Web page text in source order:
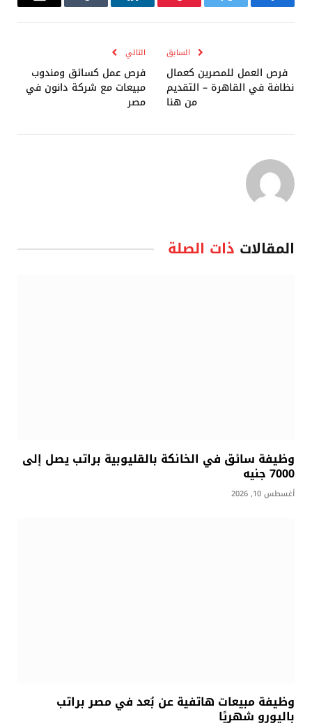
فيسبوك تويتر بينتيريستلينكدإن Tumblr
البريد
السابق
فرص العمل للمصرين كعمال
نظافة في القاهرة – التقديم
من هنا
التالي
فرص عمل كسائق ومندوب
مبيعات مع شركة دانون في
مصر
المقالات ذات الصلة
وظيفة سائق في الخانكة بالقليوبية براتب يصل إلى
7000 جنيه
أغسطس 10, 2026
وظيفة مبيعات هاتفية عن بُعد في مصر براتب
باليورو شهريًا